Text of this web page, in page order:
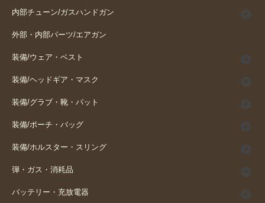
内部チューン/ガスハンドガン
外部・内部パーツ/エアガン
装備/ウェア・ベスト
装備/ヘッドギア・マスク
装備/グラブ・靴・パット
装備/ポーチ・バッグ
装備/ホルスター・スリング
弾・ガス・消耗品
バッテリー・充放電器